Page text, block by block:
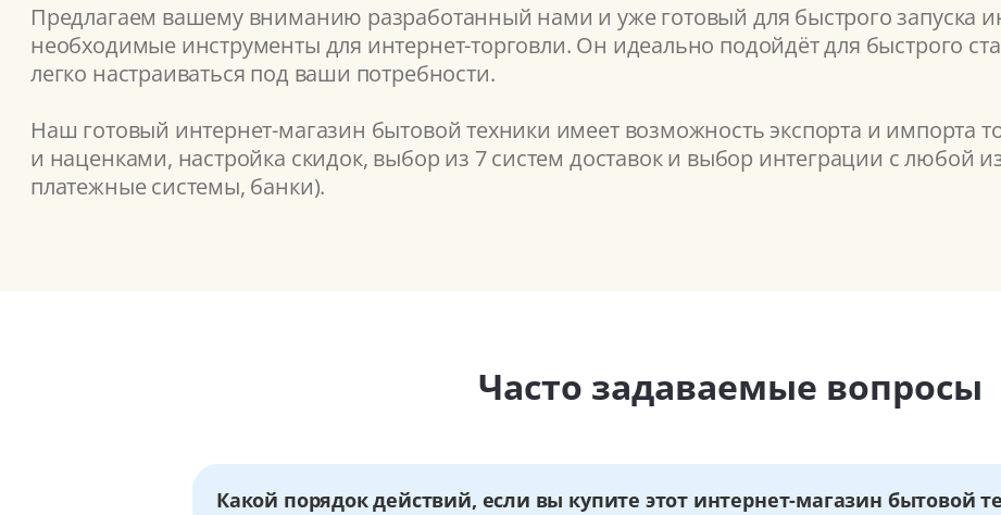
Предлагаем вашему вниманию разработанный нами и уже готовый для быстрого запуска
необходимые инструменты для интернет-торговли. Он идеально подойдёт для быстрого
легко настраиваться под ваши потребности.
Наш готовый интернет-магазин бытовой техники имеет возможность экспорта и импорта
и наценками, настройка скидок, выбор из 7 систем доставок и выбор интеграции с любой
платежные системы, банки).
Часто задаваемые вопросы
Какой порядок действий, если вы купите этот интернет-магазин бытовой